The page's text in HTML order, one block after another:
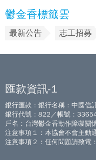
鬱金香標籤雲
最新公告 志工招募
匯款資訊-1
銀行匯款：銀行名稱：中國信
銀行代號：822／帳號：
戶名：台灣鬱金香動作障礙關
注意事項１：本協會不會主動
注意事項２：任何問題請致